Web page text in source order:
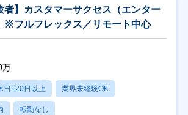
者】カスタマーサクセス（エンター
※フルフレックス／リモート中心
万
日120日以上 業界未経験OK
転勤なし